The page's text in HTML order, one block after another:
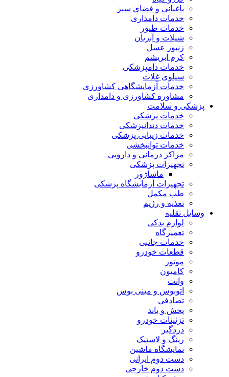
باغبانی و فضای سبز
خدمات دامداری
خدمات طیور
شیلات و آبزیان
زنبور عسل
کرم ابریشم
خدمات دامپزشکی
سیلوی غلات
خدمات آزمایشگاهی کشاورزی
مشاوره کشاورزی و دامداری
پزشکی و سلامت
خدمات پزشکی
خدمات دندانپزشکی
خدمات زیبایی پزشکی
خدمات توانبخشی
مراکز درمانی و دارویی
تجهیزات پزشکی
ماساژور
تجهیزات آزمایشگاه پزشکی
طب مکمل
تغذیه و رژیم
وسایل نقلیه
لوازم یدکی
تعمیرگاه
خدمات جانبی
قطعات خودرو
موتور
کامیون
وانت
اتوبوس و مینی بوس
تصادفی
پخش و باند
تزئینات خودرو
دزدگیر
رینگ و لاستیک
نمایشگاه ماشین
دست دوم ایرانی
دست دوم خارجی